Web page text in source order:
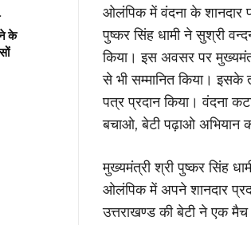
के
ओलंपिक में वंदना के शानदार
पुष्कर सिंह धामी ने सुश्री
किया। इस अवसर पर
से भी सम्मानित किया।
पत्र प्रदान किया। वंदना
बचाओ, बेटी पढ़ाओ अभियान
मुख्यमंत्री श्री पुष्कर सिंह
ओलंपिक में अपने शानदार
उत्तराखण्ड की बेटी ने एक